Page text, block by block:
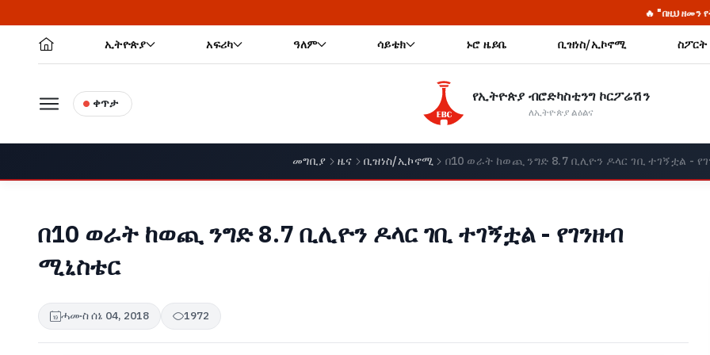
🔥 "በዚህ ዘመን የትጥቅ ትግል አድርገህ
ኢትዮጵያ አፍሪካ ዓለም ሳይቴክ ኑሮ ዜይቤ ቢዝነስ/ኢኮኖሚ ስፖርት
ቀጥታ የኢትዮጵያ ብሮድካስቲንግ ኮርፖሬሽን
ለኢትዮጵያ ልዕልና
መግቢያ ዜና ቢዝነስ/ኢኮኖሚ በ10 ወራት ከወጪ ንግድ 8.7 ቢሊዮን ዶላር ገቢ ተገኝቷል -
በ10 ወራት ከወጪ ንግድ 8.7 ቢሊዮን ዶላር ገቢ ተገኝቷል - የገንዘብ
ሚኒስቴር
ሓሙስ ሰኔ 04, 2018 1972